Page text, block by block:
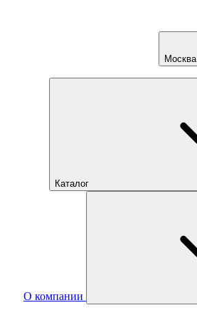
Москва
Каталог
О компании